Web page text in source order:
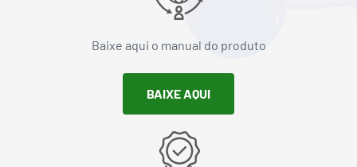
Baixe aqui o manual do produto
BAIXE AQUI